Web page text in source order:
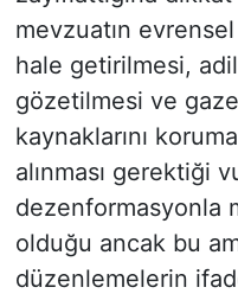
mevzuatın
hale getirilmesi,
gözetilmesi ve
kaynaklarını
alınması gerektiği
dezenformasyonla
olduğu ancak bu
düzenlemelerin